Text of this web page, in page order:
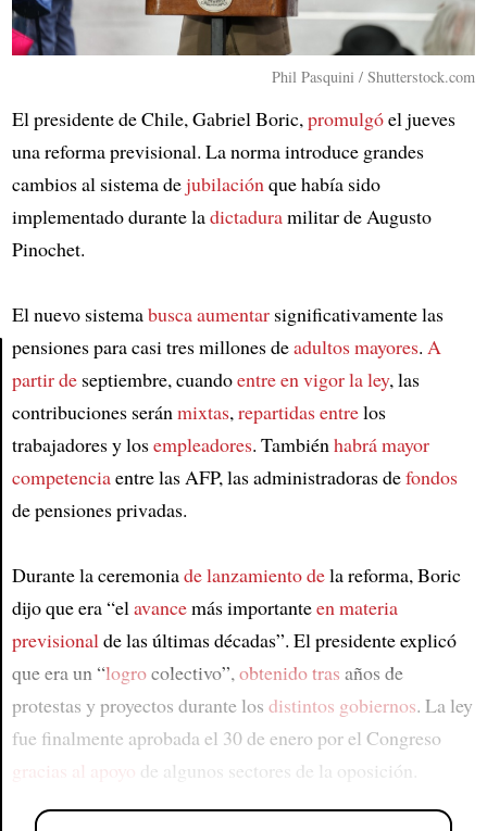
Phil Pasquini / Shutterstock.com
El presidente de Chile, Gabriel Boric, promulgóel jueves
una reforma previsional. La norma introduce grandes
cambios al sistema dejubilación que había sido
implementado durante ladictaduramilitar de Augusto
Pinochet.
El nuevo sistemabusca aumentarsignificativamente las
pensiones para casi tres millones deadultos mayores. A
partir deseptiembre, cuandoentre en vigor la ley, las
contribuciones serán mixtas, repartidas entrelos
trabajadores y losempleadores. También habrá mayor
competenciaentre las AFP, las administradoras defondos
de pensiones privadas.
Durante la ceremoniade lanzamiento dela reforma, Boric
dijo que era “el avancemás importanteen materia
previsional de las últimas décadas”. El presidente explicó
que era un “logrocolectivo”, obtenido tras años de
protestas y proyectos durante los distintos gobiernos. La ley
fue finalmente aprobada el 30 de enero por el Congreso
gracias al apoyo
de algunos sectores de la oposición.